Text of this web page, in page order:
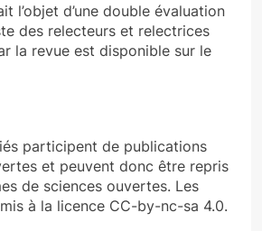
l’objet d’une double évaluation
des relecteurs et relectrices
la revue est disponible sur le
participent de publications
et peuvent donc être repris
de sciences ouvertes. Les
à la licence CC-by-nc-sa 4.0.